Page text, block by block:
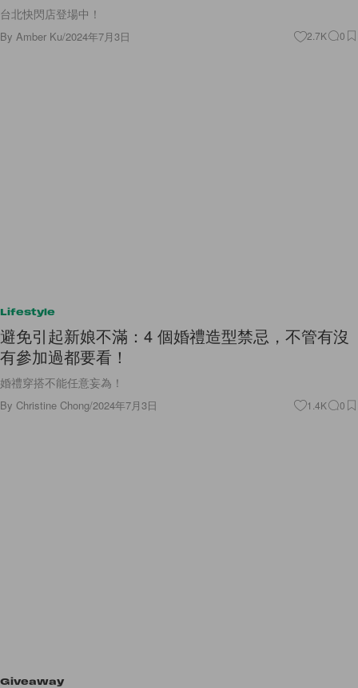
台北快閃店登場中！
By Amber Ku/2024年7月3日 2.7K 0
Lifestyle
避免引起新娘不滿：4 個婚禮造型禁忌，不管有沒
有參加過都要看！
婚禮穿搭不能任意妄為！
By Christine Chong/2024年7月3日 1.4K 0
Giveaway